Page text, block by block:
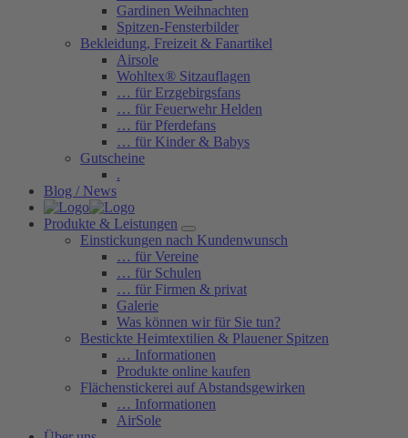
Gardinen Weihnachten
Spitzen-Fensterbilder
Bekleidung, Freizeit & Fanartikel
Airsole
Wohltex® Sitzauflagen
… für Erzgebirgsfans
… für Feuerwehr Helden
… für Pferdefans
… für Kinder & Babys
Gutscheine
.
Blog / News
Produkte & Leistungen
Einstickungen nach Kundenwunsch
… für Vereine
… für Schulen
… für Firmen & privat
Galerie
Was können wir für Sie tun?
Bestickte Heimtextilien & Plauener Spitzen
… Informationen
Produkte online kaufen
Flächenstickerei auf Abstandsgewirken
… Informationen
AirSole